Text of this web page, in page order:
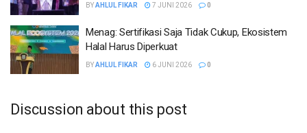
BYAHLUL FIKAR 7 JUNI 2026 0
Menag: Sertifikasi Saja Tidak Cukup, Ekosistem
Halal Harus Diperkuat
BYAHLUL FIKAR 6 JUNI 2026 0
Discussion about this post